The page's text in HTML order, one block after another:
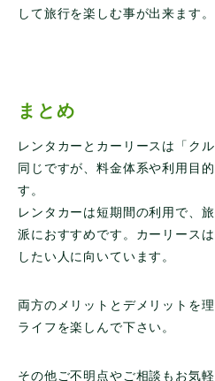
して旅行を楽しむ事が出来ます。
まとめ
レンタカーとカーリースは「ク
同じですが、料金体系や利用目
す。
レンタカーは短期間の利用で、
派におすすめです。カーリース
したい人に向いています。
両方のメリットとデメリットを
ライフを楽しんで下さい。
その他ご不明点やご相談もお気